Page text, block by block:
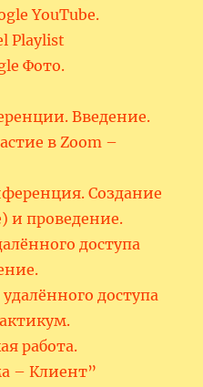
YouTube.
Playlist
Фото.
Введение.
в Zoom –
Создание
и проведение.
доступа
доступа
работа.
– Клиент”